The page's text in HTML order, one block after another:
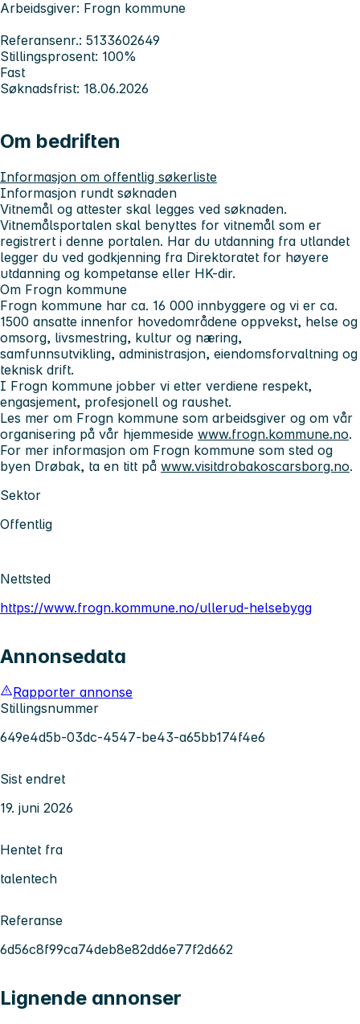
Arbeidsgiver: Frogn kommune
Referansenr.: 5133602649
Stillingsprosent: 100%
Fast
Søknadsfrist: 18.06.2026
Om bedriften
Informasjon om offentlig søkerliste
Informasjon rundt søknaden
Vitnemål og attester skal legges ved søknaden.
Vitnemålsportalen skal benyttes for vitnemål som er
registrert i denne portalen. Har du utdanning fra utlandet
legger du ved godkjenning fra Direktoratet for høyere
utdanning og kompetanse eller HK-dir.
Om Frogn kommune
Frogn kommune har ca. 16 000 innbyggere og vi er ca.
1500 ansatte innenfor hovedområdene oppvekst, helse og
omsorg, livsmestring, kultur og næring,
samfunnsutvikling, administrasjon, eiendomsforvaltning og
teknisk drift.
I Frogn kommune jobber vi etter verdiene respekt,
engasjement, profesjonell og raushet.
Les mer om Frogn kommune som arbeidsgiver og om vår
organisering på vår hjemmeside www.frogn.kommune.no.
For mer informasjon om Frogn kommune som sted og
byen Drøbak, ta en titt på www.visitdrobakoscarsborg.no.
Sektor
Offentlig
Nettsted
https://www.frogn.kommune.no/ullerud-helsebygg
Annonsedata
Rapporter annonse
Stillingsnummer
649e4d5b-03dc-4547-be43-a65bb174f4e6
Sist endret
19. juni 2026
Hentet fra
talentech
Referanse
6d56c8f99ca74deb8e82dd6e77f2d662
Lignende annonser